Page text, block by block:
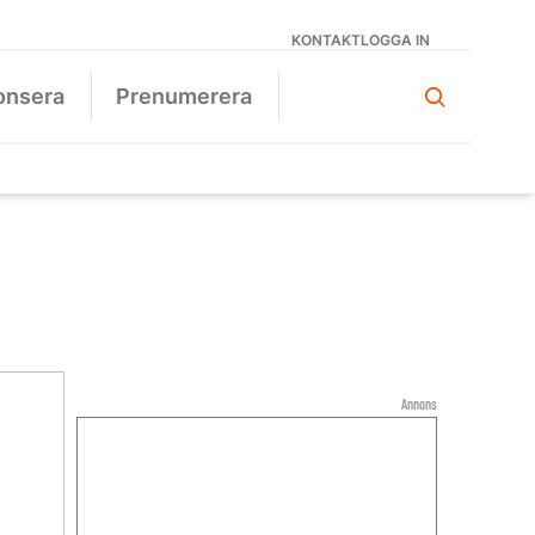
KONTAKTLOGGA IN
Prenumerera
Annons